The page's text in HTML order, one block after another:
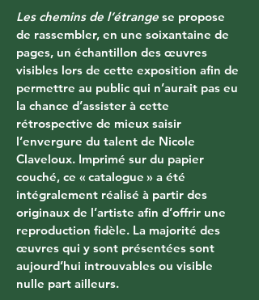
Les chemins de l’étrange se propose
de rassembler, en une soixantaine de
pages, un échantillon des œuvres
visibles lors de cette exposition afin de
permettre au public qui n’aurait pas eu
la chance d’assister à cette
rétrospective de mieux saisir
l’envergure du talent de Nicole
Claveloux. Imprimé sur du papier
couché, ce « catalogue » a été
intégralement réalisé à partir des
originaux de l’artiste afin d’offrir une
reproduction fidèle. La majorité des
œuvres qui y sont présentées sont
aujourd’hui introuvables ou visible
nulle part ailleurs.